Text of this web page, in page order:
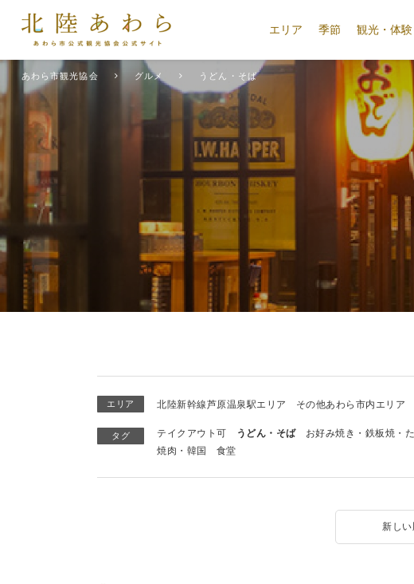
エリア 季節 観光・体験
あわら市観光協会 グルメ うどん・そば
エリア 北陸新幹線芦原温泉駅エリア その他あわら市内エリア
タグ テイクアウト可 うどん・そば お好み焼き・鉄板焼・
焼肉・韓国
食堂
新しい